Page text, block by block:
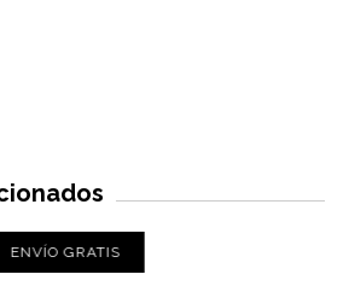
ENVÍO GRATIS